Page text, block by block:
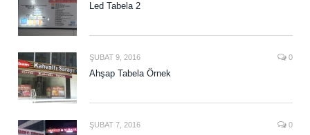
Led Tabela 2
ŞUBAT 9, 2016 0
Ahşap Tabela Örnek
ŞUBAT 7, 2016 0